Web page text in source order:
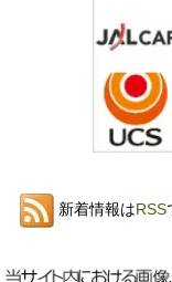
新着情報はRSS